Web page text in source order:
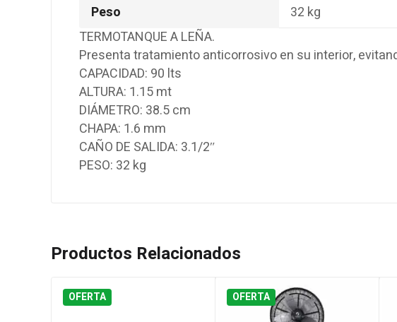
Peso
32 kg
TERMOTANQUE A LEÑA.
Presenta tratamiento anticorrosivo en su interior,
CAPACIDAD: 90 lts
ALTURA: 1.15 mt
DIÁMETRO: 38.5 cm
CHAPA: 1.6 mm
CAÑO DE SALIDA: 3.1/2″
PESO: 32 kg
Productos Relacionados
OFERTA OFERTA